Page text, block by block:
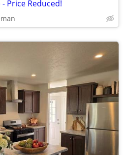
Price Reduced!